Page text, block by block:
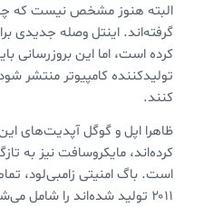
البته هنوز مشخص نیست که چه
گرفته‌اند. اینتل وصله جدیدی
کرده است، اما این بروزرسانی
تولیدکننده کامپیوتر منتشر
کنند.
ظاهرا اپل و گوگل آپدیت‌های
کرده‌اند، مایکروسافت نیز به
است. باگ امنیتی زامبی‌لود،
۲۰۱۱ تولید شده‌اند را شامل